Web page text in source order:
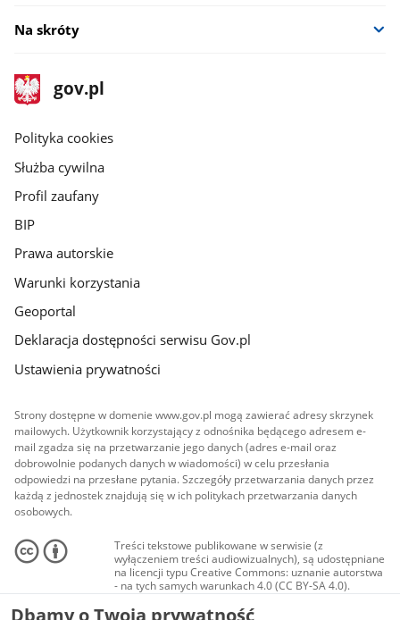
Na skróty
stopka
gov.pl
Strona
gov.pl
gov.pl
Polityka cookies
Służba cywilna
Profil zaufany
BIP
Prawa autorskie
Warunki korzystania
Geoportal
Deklaracja dostępności serwisu Gov.pl
Ustawienia prywatności
Strony dostępne w domenie www.gov.pl mogą zawierać adresy skrzynek
mailowych. Użytkownik korzystający z odnośnika będącego adresem e-
mail zgadza się na przetwarzanie jego danych (adres e-mail oraz
dobrowolnie podanych danych w wiadomości) w celu przesłania
odpowiedzi na przesłane pytania. Szczegóły przetwarzania danych przez
każdą z jednostek znajdują się w ich politykach przetwarzania danych
osobowych.
Treści tekstowe publikowane w serwisie (z
wyłączeniem treści audiowizualnych), są udostępniane
na licencji typu Creative Commons: uznanie autorstwa
- na tych samych warunkach 4.0 (CC BY-SA 4.0).
Materiały audiowizualne, w tym zdjęcia, materiały
audio i wideo, są udostępniane na licencji typu
Dbamy o Twoją prywatność